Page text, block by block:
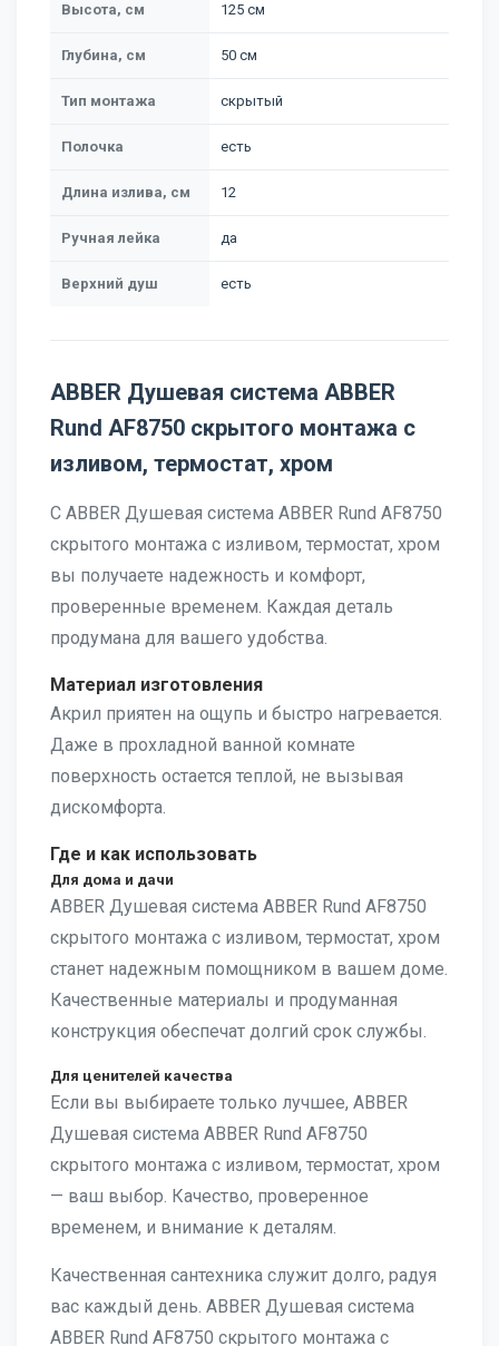
Высота, см 125 см
Глубина, см 50 см
Тип монтажа скрытый
Полочка есть
Длина излива, см 12
Ручная лейка да
Верхний душ есть
ABBER Душевая система ABBER
Rund AF8750 скрытого монтажа с
изливом, термостат, хром
С ABBER Душевая система ABBER Rund AF8750
скрытого монтажа с изливом, термостат, хром
вы получаете надежность и комфорт,
проверенные временем. Каждая деталь
продумана для вашего удобства.
Материал изготовления
Акрил приятен на ощупь и быстро нагревается.
Даже в прохладной ванной комнате
поверхность остается теплой, не вызывая
дискомфорта.
Где и как использовать
Для дома и дачи
ABBER Душевая система ABBER Rund AF8750
скрытого монтажа с изливом, термостат, хром
станет надежным помощником в вашем доме.
Качественные материалы и продуманная
конструкция обеспечат долгий срок службы.
Для ценителей качества
Если вы выбираете только лучшее, ABBER
Душевая система ABBER Rund AF8750
скрытого монтажа с изливом, термостат, хром
— ваш выбор. Качество, проверенное
временем, и внимание к деталям.
Качественная сантехника служит долго, радуя
вас каждый день. ABBER Душевая система
ABBER Rund AF8750 скрытого монтажа с